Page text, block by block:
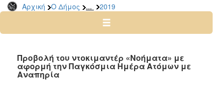
Αρχική Ο Δήμος ... 2019
2026
2024
2022
2021
Προβολή του ντοκιμαντέρ «Νοήματα» με
αφορμή την Παγκόσμια Ημέρα Ατόμων με
Αναπηρία